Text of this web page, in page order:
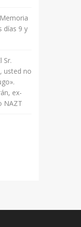
días 9 y
Sr.
usted no
ex-
NAZT